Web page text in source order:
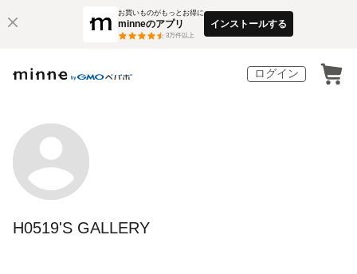
お買いものがもっとお得に
minneのアプリ
3万件以上
インストールする
ログイン
H0519'S GALLERY